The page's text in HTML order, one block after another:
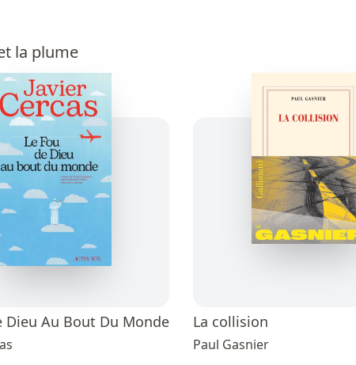
la plume
Dieu Au Bout Du Monde La collision
Paul Gasnier